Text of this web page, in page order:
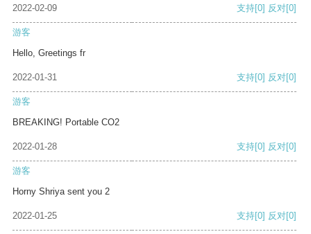
2022-02-09 支持[0] 反对[0]
游客
Hello, Greetings fr
2022-01-31 支持[0] 反对[0]
游客
BREAKING! Portable CO2
2022-01-28 支持[0] 反对[0]
游客
Horny Shriya sent you 2
2022-01-25 支持[0] 反对[0]